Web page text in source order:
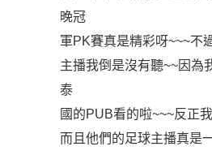
晚冠
軍PK賽真是精彩呀~~~不
主播我倒是沒有聽~~因為
泰
國的PUB看的啦~~~反正
而且他們的足球主播真是